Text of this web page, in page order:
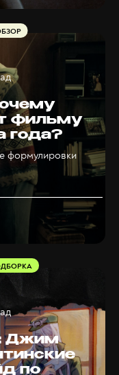
фильму
года?
формулировки
Джим
по